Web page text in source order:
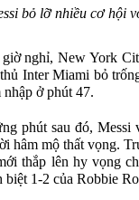
bỏ lỡ nhiều cơ hội
giờ nghỉ, New York
Inter Miami bỏ
nhập ở phút 47.
phút sau đó, Messi
hâm mộ thất vọng.
thắp lên hy vọng
biệt 1-2 của Robbie